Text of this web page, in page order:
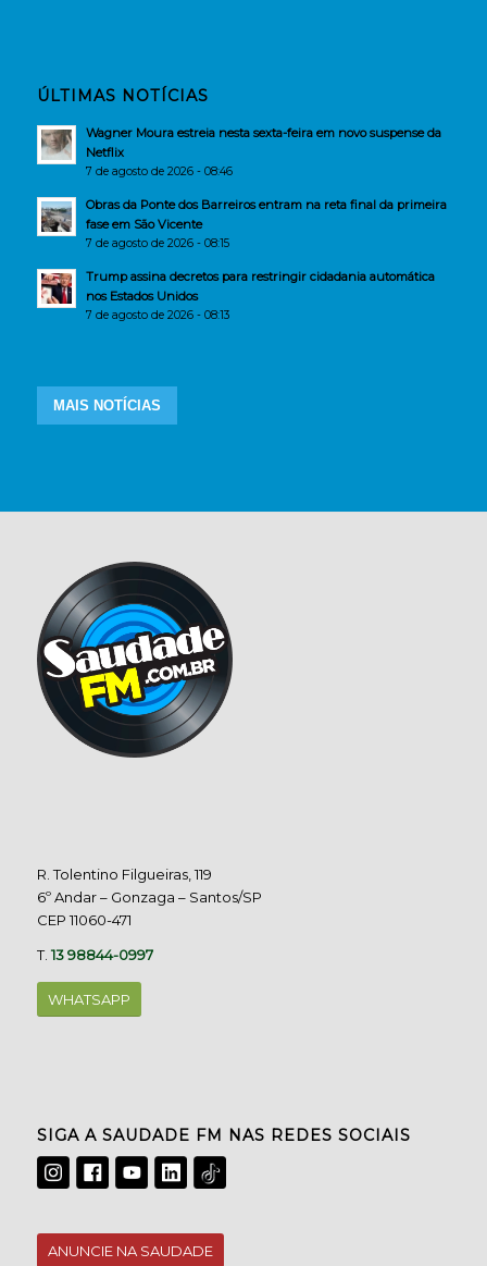
ÚLTIMAS NOTÍCIAS
Wagner Moura estreia nesta sexta-feira em novo suspense da
Netflix
7 de agosto de 2026 - 08:46
Obras da Ponte dos Barreiros entram na reta final da primeira
fase em São Vicente
7 de agosto de 2026 - 08:15
Trump assina decretos para restringir cidadania automática
nos Estados Unidos
7 de agosto de 2026 - 08:13
MAIS NOTÍCIAS
R. Tolentino Filgueiras, 119
6º Andar – Gonzaga – Santos/SP
CEP 11060-471
T.13 98844-0997
WHATSAPP
SIGA A SAUDADE FM NAS REDES SOCIAIS
ANUNCIE NA SAUDADE